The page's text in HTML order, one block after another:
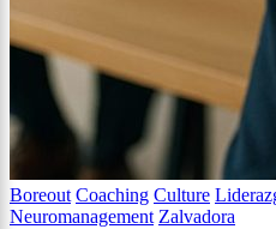
Boreout Coaching Culture
Neuromanagement Zalvadora